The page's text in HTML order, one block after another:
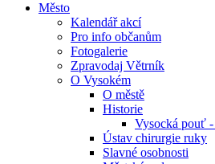
Město
Kalendář akcí
Pro info občanům
Fotogalerie
Zpravodaj Větrník
O Vysokém
O městě
Historie
Vysocká pouť
Ústav chirurgie ruky
Slavné osobnosti